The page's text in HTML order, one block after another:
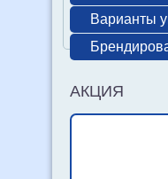
Варианты
АКЦИЯ